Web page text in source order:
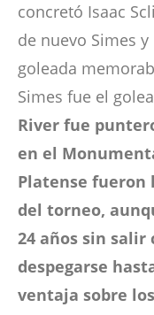
concretó Isaac
de nuevo Simes
goleada
Simes fue el
River fue
en el
Platense fueron
del torneo,
24 años sin salir
despegarse
ventaja sobre